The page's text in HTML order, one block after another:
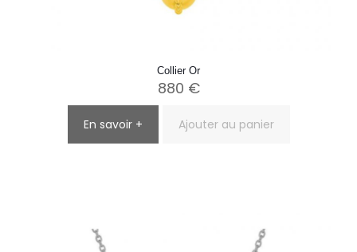
Collier Or
880 €
En savoir + Ajouter au panier